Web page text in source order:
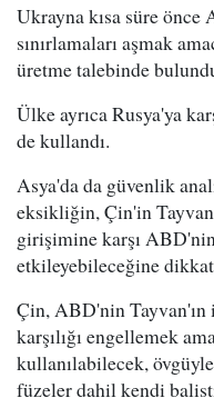
Ukrayna kısa süre
sınırlamaları aşmak
üretme talebinde
Ülke ayrıca Rusya'ya
de kullandı.
Asya'da da güvenlik
eksikliğin, Çin'in
girişimine karşı
etkileyebileceğine
Çin, ABD'nin
karşılığı engellemek
kullanılabilecek,
füzeler dahil kendi